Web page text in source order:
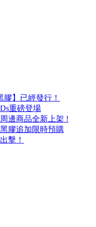
】已經發行！
重磅登場
邊商品全新上架 !
膠追加限時預購
擊！